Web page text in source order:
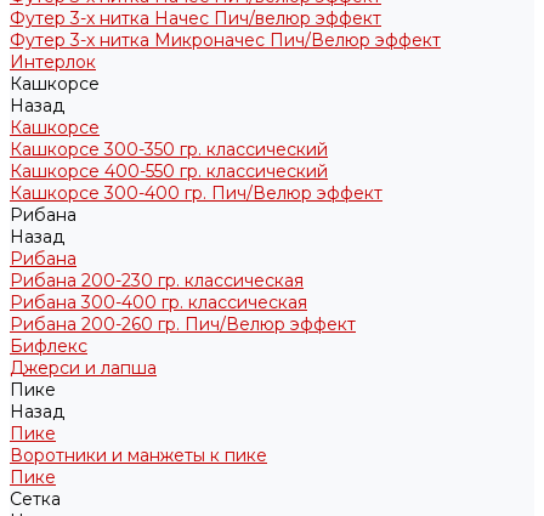
Футер 3-х нитка Начес Пич/велюр эффект
Футер 3-х нитка Микроначес Пич/Велюр эффект
Интерлок
Кашкорсе
Назад
Кашкорсе
Кашкорсе 300-350 гр. классический
Кашкорсе 400-550 гр. классический
Кашкорсе 300-400 гр. Пич/Велюр эффект
Рибана
Назад
Рибана
Рибана 200-230 гр. классическая
Рибана 300-400 гр. классическая
Рибана 200-260 гр. Пич/Велюр эффект
Бифлекс
Джерси и лапша
Пике
Назад
Пике
Воротники и манжеты к пике
Пике
Сетка